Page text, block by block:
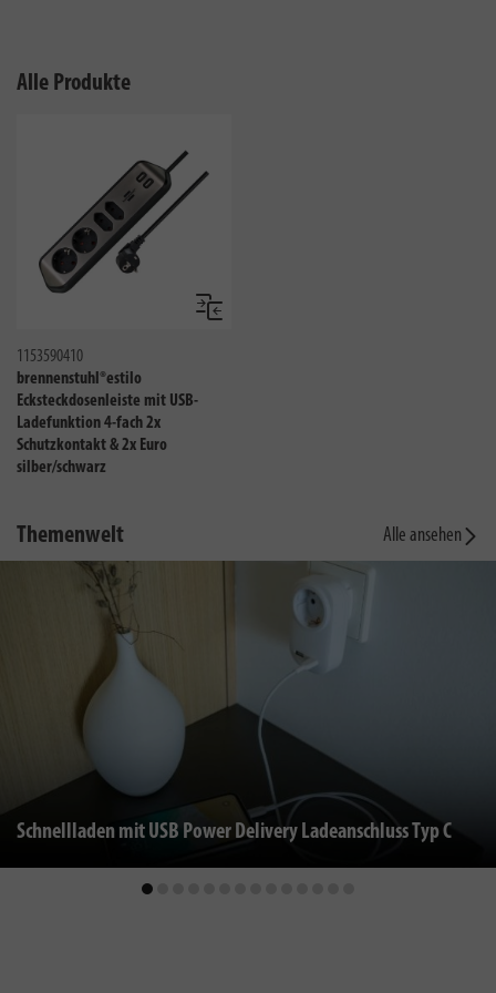
Alle Produkte
Vergleichen
1153590410
brennenstuhl®estilo
Ecksteckdosenleiste mit USB-
Ladefunktion 4-fach 2x
Schutzkontakt & 2x Euro
silber/schwarz
Themenwelt Alle ansehen
Schnellladen mit USB Power Delivery Ladeanschluss Typ C